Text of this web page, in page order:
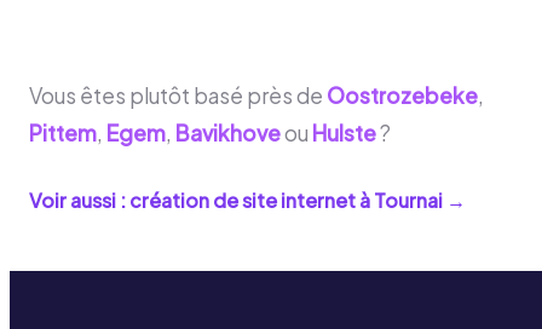
Vous êtes plutôt basé près de Oostrozebeke,
Pittem, Egem, Bavikhoveou Hulste?
Voir aussi : création de site internet àTournai →